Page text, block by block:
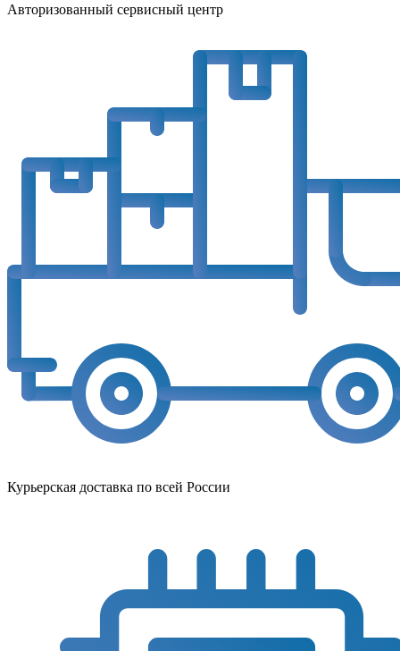
Авторизованный сервисный центр
Курьерская доставка по всей России